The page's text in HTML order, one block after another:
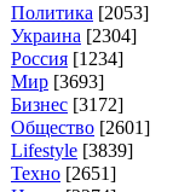
Политика [2053]
Украина [2304]
Россия [1234]
Мир [3693]
Бизнес [3172]
Общество [2601]
Lifestyle [3839]
Техно [2651]